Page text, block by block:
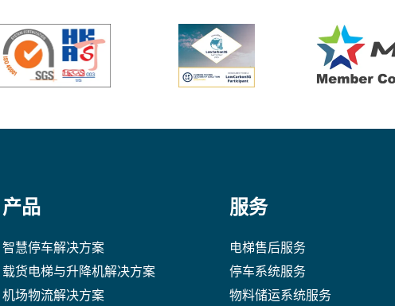
产品
智慧停车解决方案
载货电梯与升降机解决方案
机场物流解决方案
服务
电梯售后服务
停车系统服务
物料储运系统服务